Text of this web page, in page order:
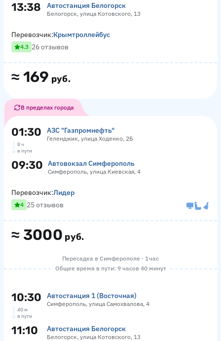
13:38 Автостанция Белогорск
Белогорск, улица Котовского, 13
≈ 169 руб.
Перевозчик:Крымтроллейбус
4.3 26 отзывов
В пределах города
01:30 АЗС "Газпромнефть"
Геленджик, улица Ходенко, 2Б
8 ч
в пути
09:30 Автовокзал Симферополь
Симферополь, улица Киевская, 4
≈ 3000 руб.
Перевозчик:Лидер
4 25 отзывов
Пересадка в Симферополе · 1 час
Общее время в пути: 9 часов 40 минут
10:30 Автостанция 1 (Восточная)
Симферополь, улица Самохвалова, 4
40 м
в пути
11:10 Автостанция Белогорск
Белогорск, улица Котовского, 13